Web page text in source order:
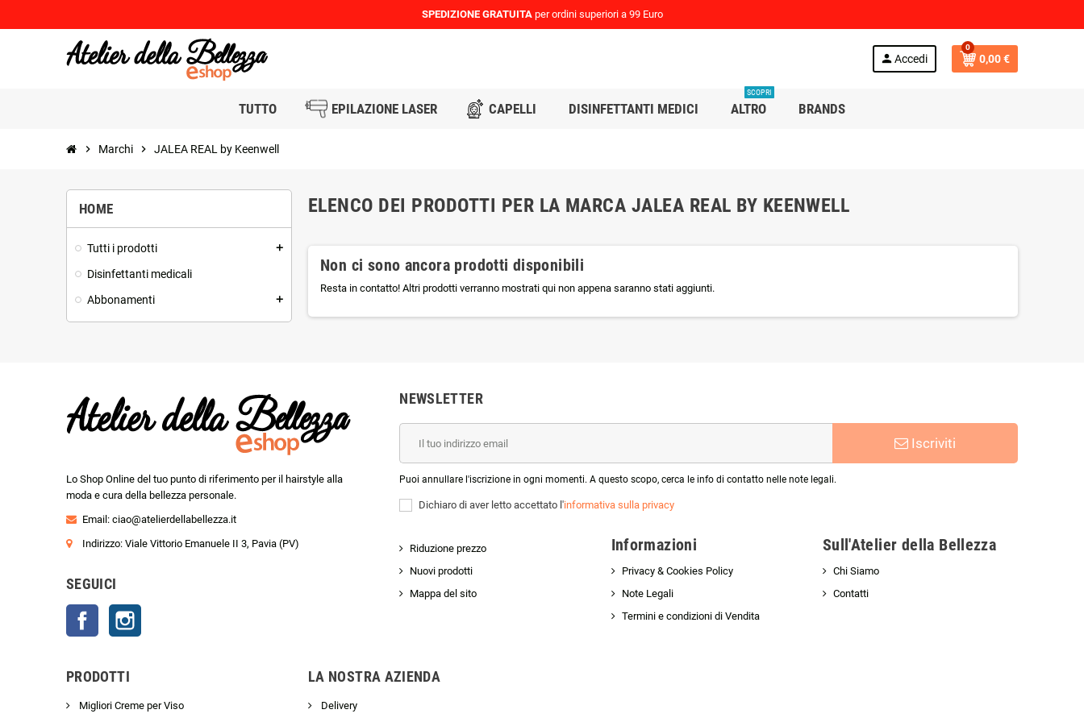
SPEDIZIONE GRATUITAper ordini superiori a 99 Euro
person Accedi
0
0,00 €
TUTTO EPILAZIONE LASER CAPELLI DISINFETTANTI MEDICI ALTRO
SCOPRI
BRANDS
chevron_right Marchi chevron_right JALEA REAL by Keenwell
HOME
Tutti i prodotti add
Disinfettanti medicali
Abbonamenti
add
ELENCO DEI PRODOTTI PER LA MARCA JALEA REAL BY KEENWELL
Non ci sono ancora prodotti disponibili
Resta in contatto! Altri prodotti verranno mostrati qui non appena saranno stati aggiunti.
Lo Shop Online del tuo punto di riferimento per il hairstyle alla
moda e cura della bellezza personale.
Email: ciao@atelierdellabellezza.it
Indirizzo: Viale Vittorio Emanuele II 3, Pavia (PV)
SEGUICI
Facebook
NEWSLETTER
Iscriviti
Puoi annullare l'iscrizione in ogni momenti. A questo scopo, cerca le info di contatto nelle note legali.
Dichiaro di aver letto accettato l'informativa sulla privacy
Riduzione prezzo
Nuovi prodotti
Mappa del sito
Informazioni
Privacy & Cookies Policy
Note Legali
Termini e condizioni di Vendita
Sull'Atelier della Bellezza
Chi Siamo
Contatti
PRODOTTI
Migliori Creme per Viso
LA NOSTRA AZIENDA
Delivery